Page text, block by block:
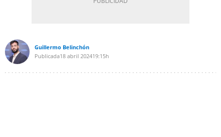
Guillermo Belinchón
Publicada18 abril 202419:15h